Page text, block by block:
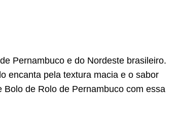
Pernambuco e do Nordeste brasileiro.
encanta pela textura macia e o sabor
de Rolo de Pernambuco com essa